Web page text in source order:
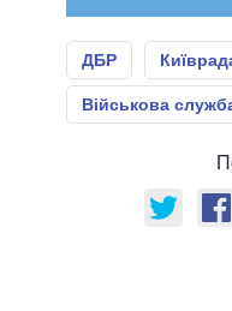
ДБР
Військова